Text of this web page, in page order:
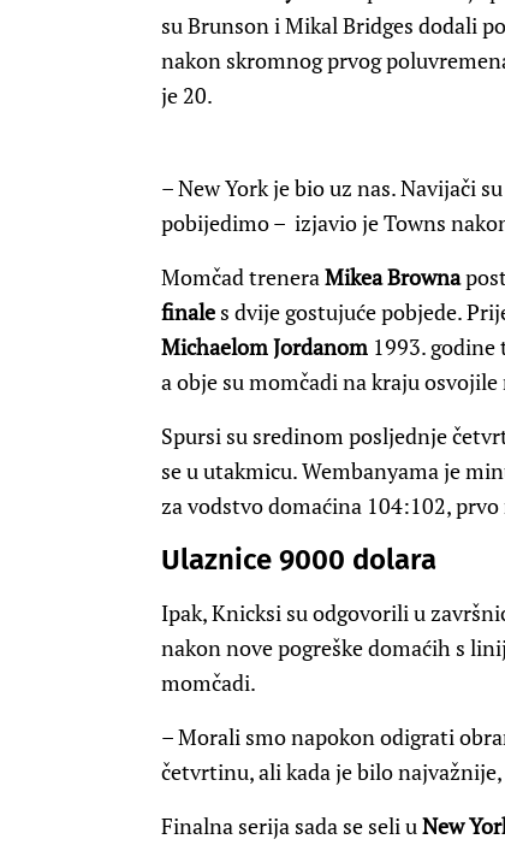
su Brunson i Mikal Bridges dodali
nakon skromnog prvog
je 20.
– New York je bio uz nas. Navijači
pobijedimo – izjavio je Towns
Momčad treneraMikea Browna
finale s dvije gostujuće pobjede.
Michaelom Jordanom 1993. godine
a obje su momčadi na kraju osvojile
Spursi su sredinom posljednje
se u utakmicu. Wembanyama je
za vodstvo domaćina 104:102,
Ulaznice 9000 dolara
Ipak, Knicksi su odgovorili u
nakon nove pogreške domaćih s
momčadi.
– Morali smo napokon odigrati
četvrtinu, ali kada je bilo
Finalna serija sada se seli uNew